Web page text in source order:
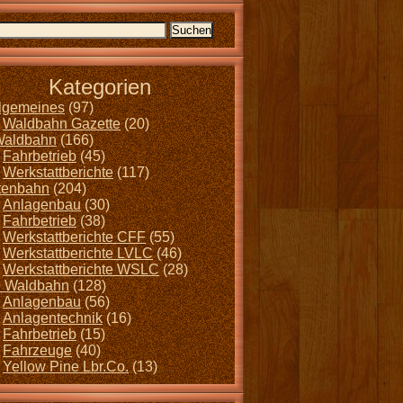
Kategorien
(97)
Waldbahn Gazette(20)
(166)
Fahrbetrieb(45)
Werkstattberichte(117)
(204)
Anlagenbau(30)
Fahrbetrieb(38)
Werkstattberichte CFF(55)
Werkstattberichte LVLC(46)
Werkstattberichte WSLC(28)
Waldbahn(128)
Anlagenbau(56)
Anlagentechnik(16)
Fahrbetrieb(15)
Fahrzeuge(40)
Yellow Pine Lbr.Co.(13)